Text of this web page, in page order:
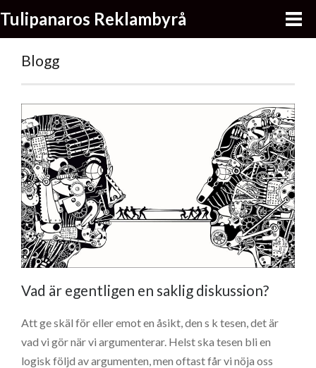
Tulipanaros Reklambyrå
Blogg
Vad är egentligen en saklig diskussion?
Att ge skäl för eller emot en åsikt, den s k tesen, det är
vad vi gör när vi argumenterar. Helst ska tesen bli en
logisk följd av argumenten, men oftast får vi nöja oss